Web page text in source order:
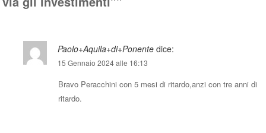
Paolo+Aquila+di+Ponente dice:
15 Gennaio 2024 alle 16:13
Bravo Peracchini con 5 mesi di ritardo,anzi con tre anni di
ritardo.